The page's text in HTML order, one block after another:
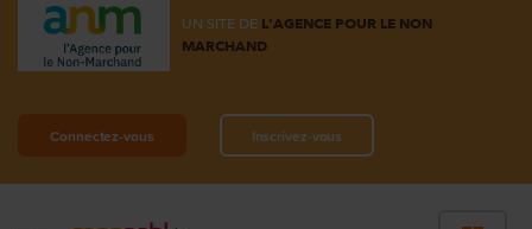
UN SITE DE L'AGENCE POUR LE NON
MARCHAND
Connectez-vous Inscrivez-vous